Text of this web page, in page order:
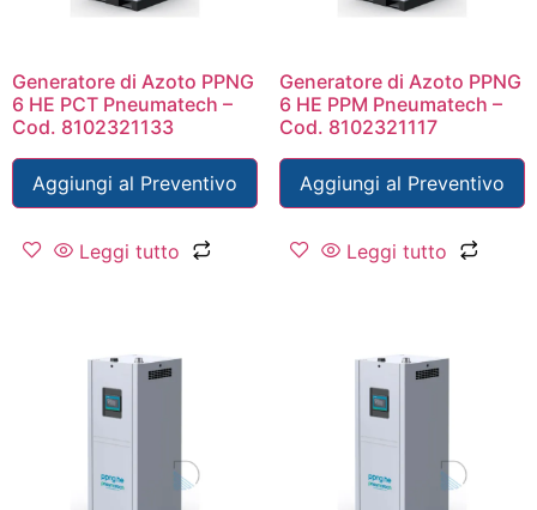
Generatore di Azoto PPNG
6 HE PCT Pneumatech –
Cod. 8102321133
Aggiungi al Preventivo
Leggi tutto
Generatore di Azoto PPNG
6 HE PPM Pneumatech –
Cod. 8102321117
Aggiungi al Preventivo
Leggi tutto